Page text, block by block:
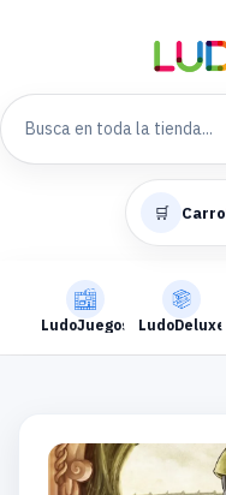
🛒 Carro
LudoJuegos LudoDeluxe